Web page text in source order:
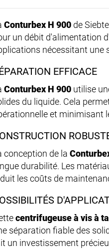
Conturbex H 900 de
un débit d'alimentation
nécessitant une
EFFICACE
Conturbex H 900 utilise
du liquide. Cela
et minimisant
conception de la
durabilité. Les
les coûts de
centrifugeuse à vis à
séparation fiable des
un investissement